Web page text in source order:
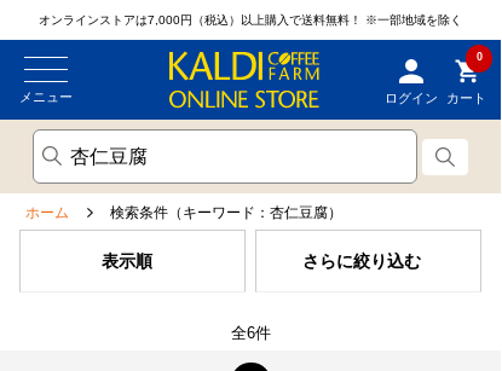
オンラインストアは7,000円（税込）以上購入で送料無料！ ※一部地域を除く
メニュー ログイン
0
カート
ホーム 検索条件（キーワード：杏仁豆腐）
表示順 さらに絞り込む
全6件